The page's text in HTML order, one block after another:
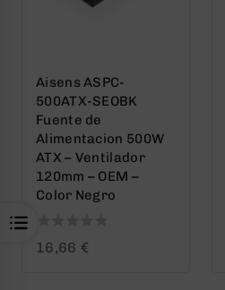
Aisens ASPC-
500ATX-SEOBK
Fuente de
Alimentacion 500W
ATX – Ventilador
120mm – OEM –
Color Negro
016,66 €